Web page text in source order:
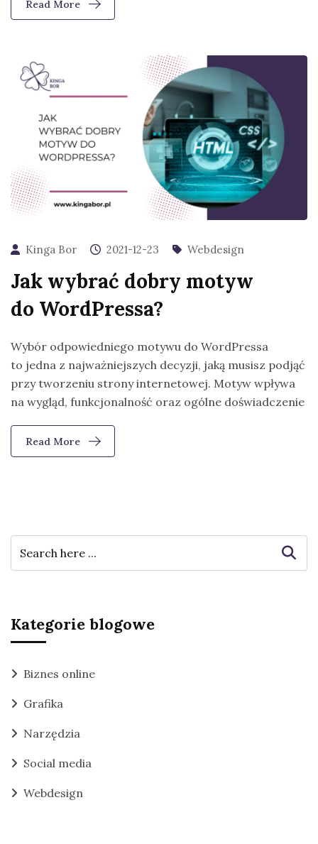
Read More
Kinga Bor 2021-12-23 Webdesign
Jak wybrać dobry motyw
do WordPressa?
Wybór odpowiedniego motywu do WordPressa
to jedna z najważniejszych decyzji, jaką musisz podjąć
przy tworzeniu strony internetowej. Motyw wpływa
na wygląd, funkcjonalność oraz ogólne doświadczenie
Read More
Kategorie blogowe
Biznes online
Grafika
Narzędzia
Social media
Webdesign